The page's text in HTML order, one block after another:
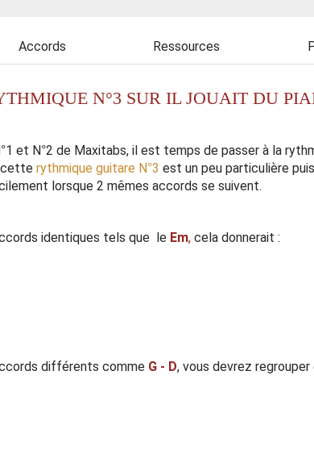
Accords Ressources
N°3 SUR IL JOUAIT DU
et N°2 de Maxitabs, il est temps de passer à la
cette rythmique guitare N°3 est un peu particulière
lorsque 2 mêmes accords se suivent.
identiques tels que le Em, cela donnerait :
différents comme G - D, vous devrez